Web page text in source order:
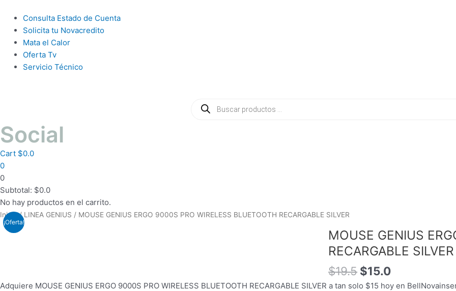
contenido
Main
Menu
Consulta Estado de Cuenta
Solicita tu Novacredito
Mata el Calor
Oferta Tv
Servicio Técnico
productos
Social
Cart $0.0
0
0
Subtotal: $0.0
No hay productos en el carrito.
Inicio/LINEA GENIUS / MOUSE GENIUS ERGO 9000S PRO WIRELESS BLUETOOTH RECARGABLE SILVER
¡Oferta!
MOUSE GENIUS
RECARGABLE SILVER
$19.5
original
era:
$19.5.
$15.0
actual
es:
Adquiere MOUSE GENIUS ERGO 9000S PRO WIRELESS BLUETOOTH RECARGABLE SILVER a tan solo $15 hoy en
COMBO
TECLADO/MOUSE